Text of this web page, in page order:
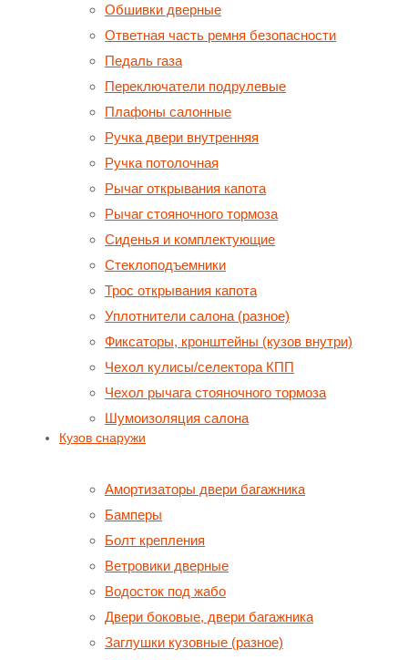
Обшивки дверные
Ответная часть ремня безопасности
Педаль газа
Переключатели подрулевые
Плафоны салонные
Ручка двери внутренняя
Ручка потолочная
Рычаг открывания капота
Рычаг стояночного тормоза
Сиденья и комплектующие
Стеклоподъемники
Трос открывания капота
Уплотнители салона (разное)
Фиксаторы, кронштейны (кузов внутри)
Чехол кулисы/селектора КПП
Чехол рычага стояночного тормоза
Шумоизоляция салона
Кузов снаружи
Амортизаторы двери багажника
Бамперы
Болт крепления
Ветровики дверные
Водосток под жабо
Двери боковые, двери багажника
Заглушки кузовные (разное)